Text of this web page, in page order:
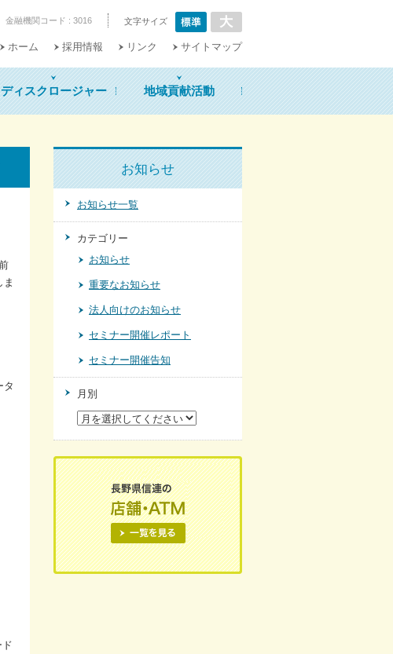
金融機関コード : 3016 文字サイズ
ホーム 採用情報 リンク サイトマップ
ディスクロージャー 地域貢献活動
タ
お知らせ
お知らせ一覧
カテゴリー
お知らせ
重要なお知らせ
法人向けのお知らせ
セミナー開催レポート
セミナー開催告知
月別